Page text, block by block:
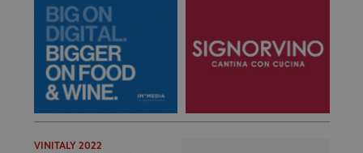
VINITALY 2022